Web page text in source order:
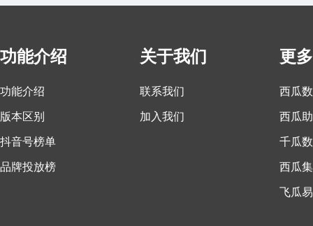
功能介绍
功能介绍
版本区别
抖音号榜单
品牌投放榜
关于我们
联系我们
加入我们
更
西瓜
西瓜
千瓜
西瓜集
飞瓜